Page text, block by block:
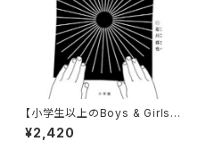
【小学生以上のBoys & Girlsへ
のギフトはコレで決まり！】『かさ
ねたもようがうごきだす！！レイヤ
¥2,420